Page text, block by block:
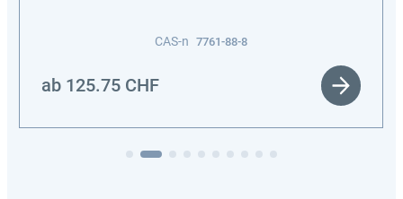
CAS-n 7761-88-8
ab 125.75 CHF